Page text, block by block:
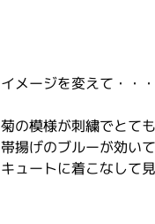
イメージを変えて・・・
菊の模様が刺繍でとて
帯揚げのブルーが効いて
キュートに着こなして見